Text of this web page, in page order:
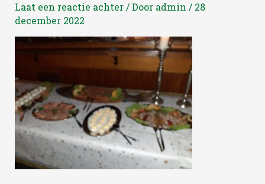
Laat een reactie achter / Door admin / 28
december 2022